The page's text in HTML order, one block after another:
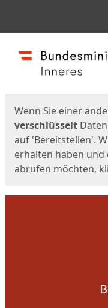
Start
Wenn Sie einer
verschlüsselt
auf 'Bereitstellen'.
erhalten haben
abrufen möchten,